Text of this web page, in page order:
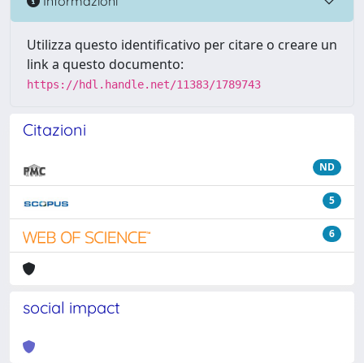
Utilizza questo identificativo per citare o creare un
link a questo documento:
https://hdl.handle.net/11383/1789743
Citazioni
ND
5
6
social impact